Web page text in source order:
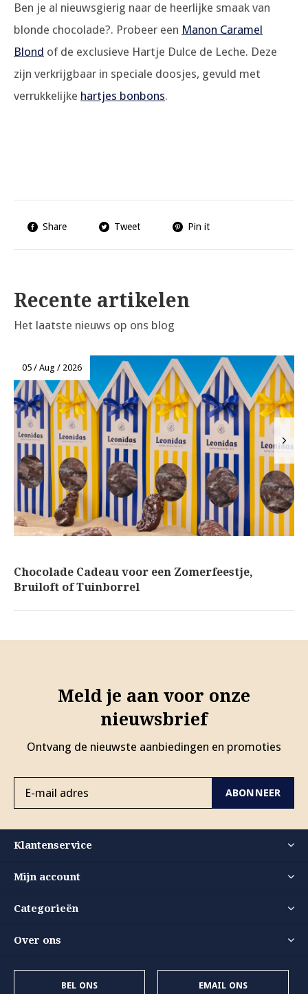
Ben je al nieuwsgierig naar de heerlijke smaak van
blonde chocolade?. Probeer een Manon Caramel
Blond of de exclusieve Hartje Dulce de Leche. Deze
zijn verkrijgbaar in speciale doosjes, gevuld met
verrukkelijke hartjes bonbons.
Share Tweet Pin it
Recente artikelen
Het laatste nieuws op ons blog
05 / Aug / 2026
Chocolade Cadeau voor een Zomerfeestje,
Bruiloft of Tuinborrel
Meld je aan voor onze
nieuwsbrief
Ontvang de nieuwste aanbiedingen en promoties
ABONNEER
Klantenservice
Mijn account
Categorieën
Over ons
BEL ONS EMAIL ONS